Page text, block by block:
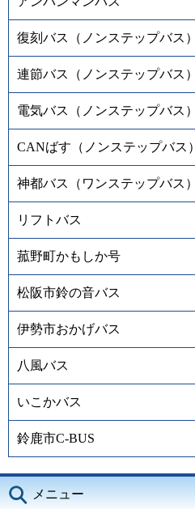
復刻バス（ノンステップバス）
連節バス（ノンステップバス）
電気バス（ノンステップバス）
CANばす（ノンステップバス）
神都バス（ワンステップバス）
リフトバス
菰野町かもしか号
松阪市鈴の音バス
伊勢市おかげバス
八風バス
いこかバス
鈴鹿市C-BUS
メニュー